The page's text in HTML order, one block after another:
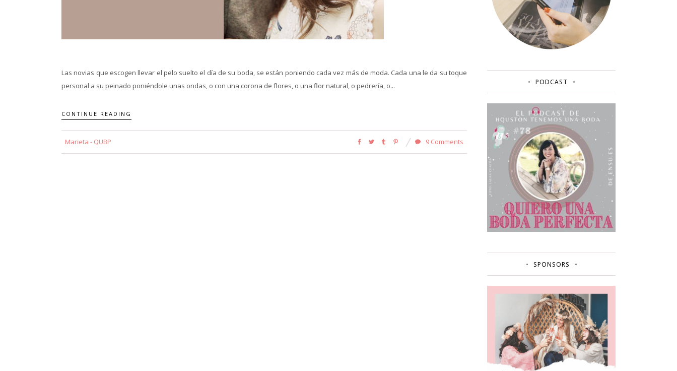
Las novias que escogen llevar el pelo suelto el día de su boda, se están poniendo cada vez más de moda. Cada una le da su toque
personal a su peinado poniéndole unas ondas, o con una corona de flores, o una flor natural, o pedrería, o...
CONTINUE READING
Marieta - QUBP 9 Comments
PODCAST
SPONSORS